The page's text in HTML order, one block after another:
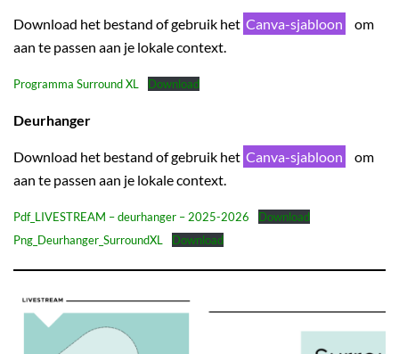
Download het bestand of gebruik het Canva-sjabloon
om
aan te passen aan je lokale context.
Programma Surround XL Download
Deurhanger
Download het bestand of gebruik het Canva-sjabloon
om
aan te passen aan je lokale context.
Pdf_LIVESTREAM – deurhanger – 2025-2026
Download
Png_Deurhanger_SurroundXL
Download